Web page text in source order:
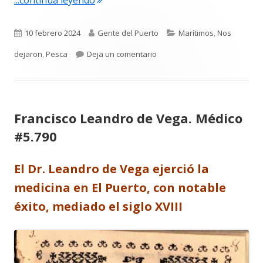
Publicado
el
10 febrero 2024 Autor
Gente del Puerto Categorías
Marítimos,Nos
dejaron,Pesca Deja un comentario
Francisco Leandro de Vega. Médico
#5.790
El Dr. Leandro de Vega ejerció la
medicina en El Puerto, con notable
éxito, mediado el siglo XVIII